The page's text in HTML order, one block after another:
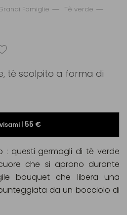
Famiglie
Tè verde
tè scolpito a forma di
| 55 €
: questi germogli di tè verde
che si aprono durante
bouquet che libera una
da un bocciolo di